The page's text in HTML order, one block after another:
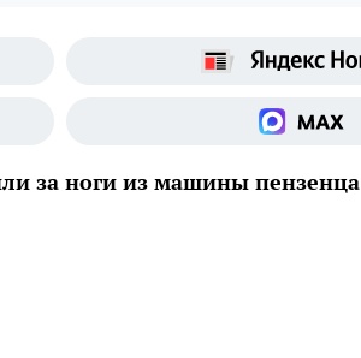
за ноги из машины пензенца